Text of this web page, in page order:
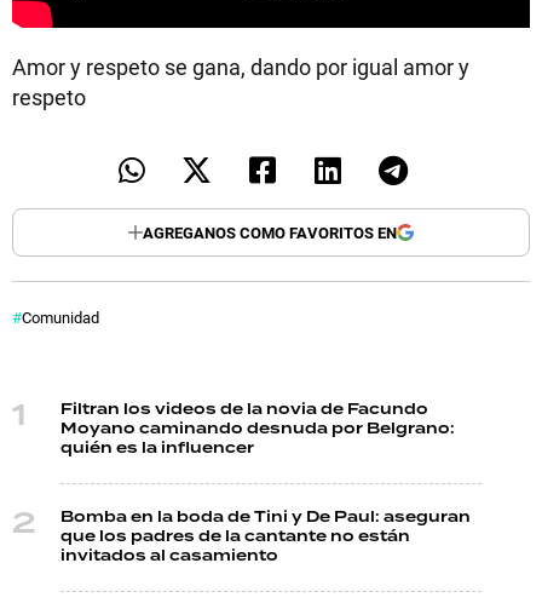
Amor y respeto se gana, dando por igual amor y
respeto
AGREGANOS COMO FAVORITOS EN
Comunidad
Filtran los videos de la novia de Facundo
Moyano caminando desnuda por Belgrano:
quién es la influencer
Bomba en la boda de Tini y De Paul: aseguran
que los padres de la cantante no están
invitados al casamiento